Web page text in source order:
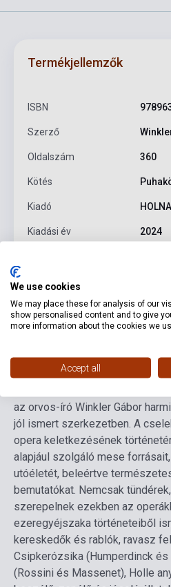
Termékjellemzők
ISBN
Szerző
Oldalszám 360
Kötés
Kiadó
Kiadási év 2024
Részletes leírás
OPERA-sorozatunk negyedik
az orvos-író Winkler Gábor
jól ismert szerkezetben. A
opera keletkezésének
alapjául szolgáló mese
utóéletét, beleértve
bemutatókat. Nemcsak
szerepelnek ezekben az
ezeregyéjszaka történeteiből
kereskedők és rablók, ravasz
Csipkerózsika (Humperdinck
(Rossini és Massenet), Holle
We use cookies
We may place these for analysis of our
show personalised content and to give
more information about the cookies we
Accept all